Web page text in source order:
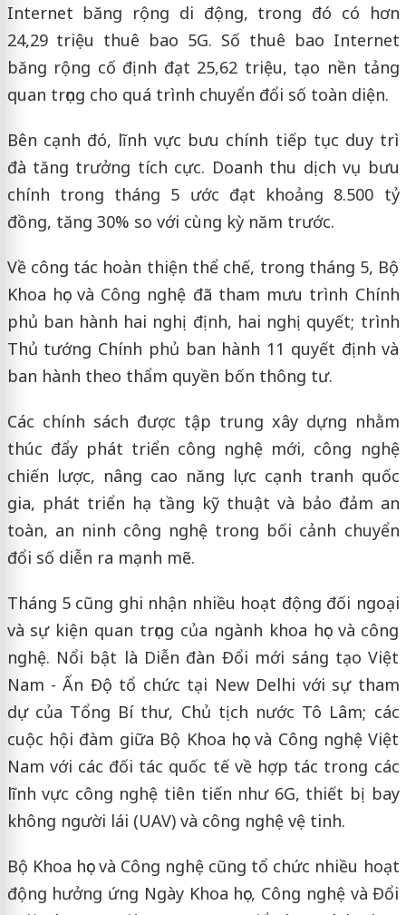
Internet băng rộng di động, trong đó có hơn
24,29 triệu thuê bao 5G. Số thuê bao Internet
băng rộng cố định đạt 25,62 triệu, tạo nền tảng
quan trọng cho quá trình chuyển đổi số toàn diện.
Bên cạnh đó, lĩnh vực bưu chính tiếp tục duy trì
đà tăng trưởng tích cực. Doanh thu dịch vụ bưu
chính trong tháng 5 ước đạt khoảng 8.500 tỷ
đồng, tăng 30% so với cùng kỳ năm trước.
Về công tác hoàn thiện thể chế, trong tháng 5, Bộ
Khoa học và Công nghệ đã tham mưu trình Chính
phủ ban hành hai nghị định, hai nghị quyết; trình
Thủ tướng Chính phủ ban hành 11 quyết định và
ban hành theo thẩm quyền bốn thông tư.
Các chính sách được tập trung xây dựng nhằm
thúc đẩy phát triển công nghệ mới, công nghệ
chiến lược, nâng cao năng lực cạnh tranh quốc
gia, phát triển hạ tầng kỹ thuật và bảo đảm an
toàn, an ninh công nghệ trong bối cảnh chuyển
đổi số diễn ra mạnh mẽ.
Tháng 5 cũng ghi nhận nhiều hoạt động đối ngoại
và sự kiện quan trọng của ngành khoa học và công
nghệ. Nổi bật là Diễn đàn Đổi mới sáng tạo Việt
Nam - Ấn Độ tổ chức tại New Delhi với sự tham
dự của Tổng Bí thư, Chủ tịch nước Tô Lâm; các
cuộc hội đàm giữa Bộ Khoa học và Công nghệ Việt
Nam với các đối tác quốc tế về hợp tác trong các
lĩnh vực công nghệ tiên tiến như 6G, thiết bị bay
không người lái (UAV) và công nghệ vệ tinh.
Bộ Khoa học và Công nghệ cũng tổ chức nhiều hoạt
động hưởng ứng Ngày Khoa học, Công nghệ và Đổi